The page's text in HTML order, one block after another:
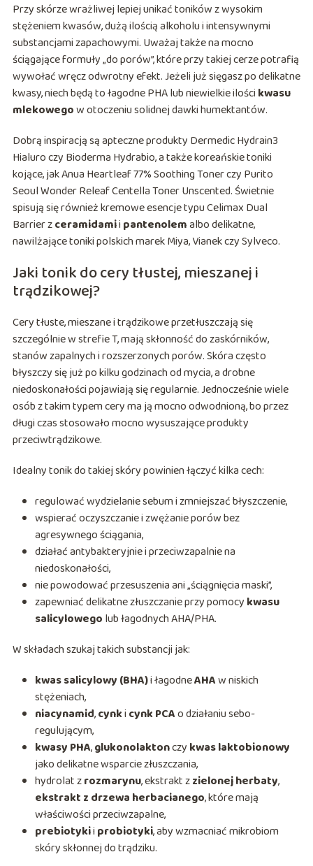
Przy skórze wrażliwej lepiej unikać toników z wysokim
stężeniem kwasów, dużą ilością alkoholu i intensywnymi
substancjami zapachowymi. Uważaj także na mocno
ściągające formuły „do porów”, które przy takiej cerze potrafią
wywołać wręcz odwrotny efekt. Jeżeli już sięgasz po delikatne
kwasy, niech będą to łagodne PHA lub niewielkie ilości kwasu
mlekowegow otoczeniu solidnej dawki humektantów.
Dobrą inspiracją są apteczne produkty Dermedic Hydrain3
Hialuro czy Bioderma Hydrabio, a także koreańskie toniki
kojące, jak Anua Heartleaf 77% Soothing Toner czy Purito
Seoul Wonder Releaf Centella Toner Unscented. Świetnie
spisują się również kremowe esencje typu Celimax Dual
Barrier zceramidamii pantenolemalbo delikatne,
nawilżające toniki polskich marek Miya, Vianek czy Sylveco.
Jaki tonik do cery tłustej, mieszanej i
trądzikowej?
Cery tłuste, mieszane i trądzikowe przetłuszczają się
szczególnie w strefie T, mają skłonność do zaskórników,
stanów zapalnych i rozszerzonych porów. Skóra często
błyszczy się już po kilku godzinach od mycia, a drobne
niedoskonałości pojawiają się regularnie. Jednocześnie wiele
osób z takim typem cery ma ją mocno odwodnioną, bo przez
długi czas stosowało mocno wysuszające produkty
przeciwtrądzikowe.
Idealny tonik do takiej skóry powinien łączyć kilka cech:
regulować wydzielanie sebum i zmniejszać błyszczenie,
wspierać oczyszczanie i zwężanie porów bez
agresywnego ściągania,
działać antybakteryjnie i przeciwzapalnie na
niedoskonałości,
nie powodować przesuszenia ani „ściągnięcia maski”,
zapewniać delikatne złuszczanie przy pomocy kwasu
salicylowego lub łagodnych AHA/PHA.
W składach szukaj takich substancji jak:
kwas salicylowy (BHA)i łagodneAHAw niskich
stężeniach,
niacynamid,cynki cynk PCAo działaniu sebo-
regulującym,
kwasy PHA,glukonolaktonczy kwas laktobionowy
jako delikatne wsparcie złuszczania,
hydrolat zrozmarynu, ekstrakt zzielonej herbaty,
ekstrakt z drzewa herbacianego, które mają
właściwości przeciwzapalne,
prebiotykii probiotyki, aby wzmacniać mikrobiom
skóry skłonnej do trądziku.